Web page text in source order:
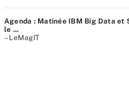
Agenda : Matinée IBM Big Data et
le ...
– LeMagIT